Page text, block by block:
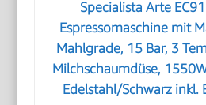
Specialista Arte
Espressomaschine mit
Mahlgrade, 15 Bar, 3
Milchschaumdüse,
Edelstahl/Schwarz inkl.